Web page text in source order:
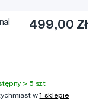
499,00 Zł
> 5 szt
w1 sklepie